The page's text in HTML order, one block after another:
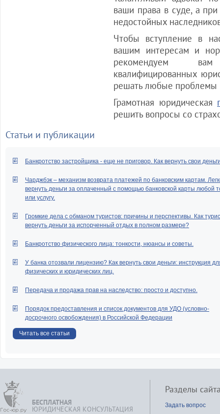
ваши права в суде, а
недостойных
Чтобы вступление в
вашим интересам и
рекомендуем
квалифицированных
решать любые проблемы
Грамотная юридическая
решить вопросы со
Статьи и публикации
Банкротство застройщика - еще не приговор. Как вернуть свои
Чарджбэк – механизм возврата платежей по банковским картам.
вернуть деньги за оплаченный с помощью банковской карты любой
или услугу.
Громкие дела с обманом туристов: причины и перспективы. Как
вернуть деньги за испорченный отдых в полном размере?
Банкротство физического лица: тонкости, нюансы и советы.
У банка отозвали лицензию? Как вернуть свои деньги: инструкция
физических и юридических лиц.
Передача и продажа прав на наследство: просто и доступно.
Порядок предоставления и список документов для УДО (условно-
досрочного освобождения) в Российской Федерации
Читать все статьи
БЕСПЛАТНАЯ
ЮРИДИЧЕСКАЯ КОНСУЛЬТАЦИЯ
Разделы
Задать вопрос